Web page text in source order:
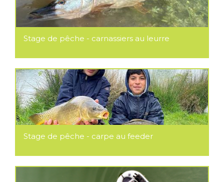
Stage de pêche - carnassiers au leurre
Stage de pêche - carpe au feeder